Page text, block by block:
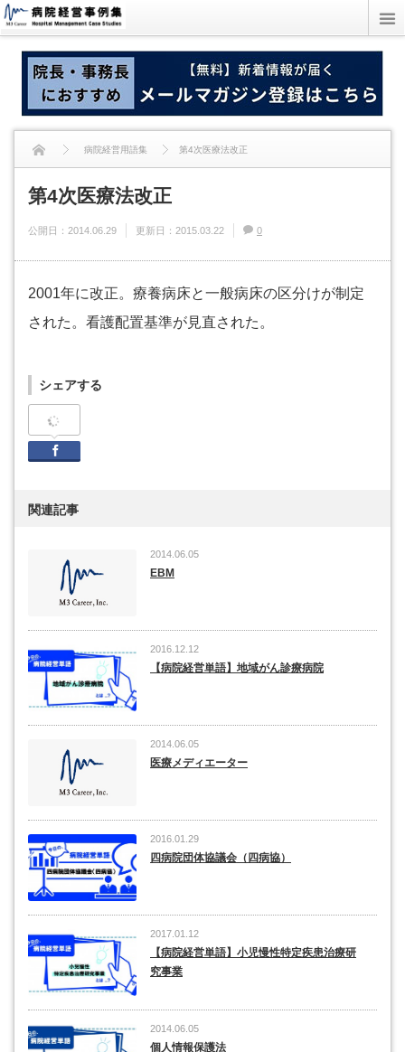
病院経営用語集 第4次医療法改正
第4次医療法改正
公開日： 2014.06.29 更新日： 2015.03.22 0
2001年に改正。療養病床と一般病床の区分けが制定
された。看護配置基準が見直された。
シェアする
関連記事
2014.06.05
EBM
2016.12.12
【病院経営単語】地域がん診療病院
2014.06.05
医療メディエーター
2016.01.29
四病院団体協議会（四病協）
2017.01.12
【病院経営単語】小児慢性特定疾患治療研
究事業
2014.06.05
個人情報保護法